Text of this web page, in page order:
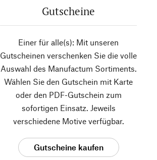
Gutscheine
Einer für alle(s): Mit unseren
Gutscheinen verschenken Sie die volle
Auswahl des Manufactum Sortiments.
Wählen Sie den Gutschein mit Karte
oder den PDF-Gutschein zum
sofortigen Einsatz. Jeweils
verschiedene Motive verfügbar.
Gutscheine kaufen